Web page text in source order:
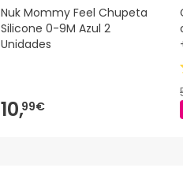
Nuk Mommy Feel Chupeta
Silicone 0-9M Azul 2
Unidades
10,99€